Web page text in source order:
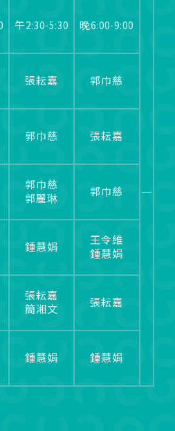
午2:30-5:30
張耘嘉
郭巾慈
郭巾慈
郭麗琳
鍾慧娟
張耘嘉
簡湘文
鍾慧娟
晚6:00-9:00
郭巾慈
張耘嘉
郭巾慈
王令維
鍾慧娟
張耘嘉
鍾慧娟